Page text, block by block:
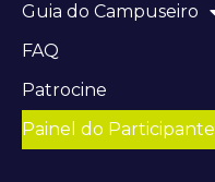
Guia do Campuseiro
FAQ
Patrocine
Painel do Participante